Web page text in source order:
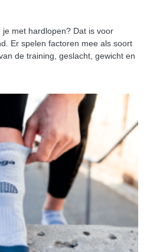
met hardlopen? Dat is voor
Er spelen factoren mee als soort
de training, geslacht, gewicht en